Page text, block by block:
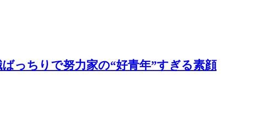
っちりで努力家の“好青年”すぎる素顔